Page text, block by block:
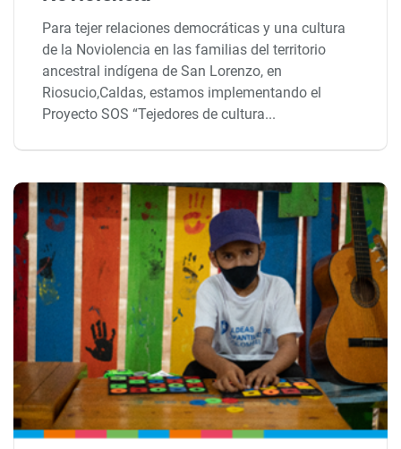
Para tejer relaciones democráticas y una cultura
de la Noviolencia en las familias del territorio
ancestral indígena de San Lorenzo, en
Riosucio,Caldas, estamos implementando el
Proyecto SOS “Tejedores de cultura...